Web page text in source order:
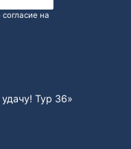
на
Тур 36»